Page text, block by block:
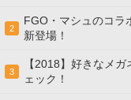
2
FGO・マシュのコラ
新登場！
3
【2018】好きなメ
ェック！